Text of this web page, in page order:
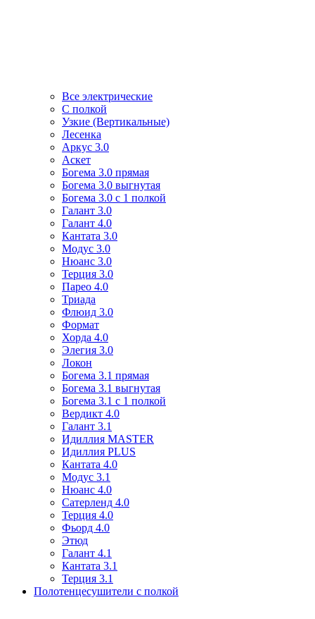
Все электрические
С полкой
Узкие (Вертикальные)
Лесенка
Аркус 3.0
Аскет
Богема 3.0 прямая
Богема 3.0 выгнутая
Богема 3.0 с 1 полкой
Галант 3.0
Галант 4.0
Кантата 3.0
Модус 3.0
Нюанс 3.0
Терция 3.0
Парео 4.0
Триада
Флюид 3.0
Формат
Хорда 4.0
Элегия 3.0
Локон
Богема 3.1 прямая
Богема 3.1 выгнутая
Богема 3.1 с 1 полкой
Вердикт 4.0
Галант 3.1
Идиллия MASTER
Идиллия PLUS
Кантата 4.0
Модус 3.1
Нюанс 4.0
Сатерленд 4.0
Терция 4.0
Фьорд 4.0
Этюд
Галант 4.1
Кантата 3.1
Терция 3.1
Полотенцесушители с полкой